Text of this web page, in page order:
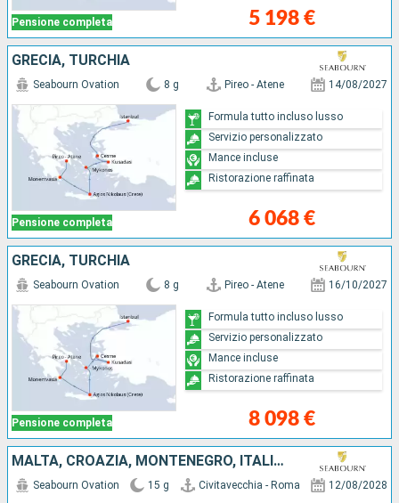
Pensione completa 5 198 €
GRECIA, TURCHIA
Pensione completa
Seabourn Ovation 8 g Pireo - Atene 14/08/2027
6 068 €
Formula tutto incluso lusso
Servizio personalizzato
Mance incluse
Ristorazione raffinata
GRECIA, TURCHIA
Pensione completa
Seabourn Ovation 8 g Pireo - Atene 16/10/2027
8 098 €
Formula tutto incluso lusso
Servizio personalizzato
Mance incluse
Ristorazione raffinata
MALTA, CROAZIA, MONTENEGRO, ITALIA, GRECIA
Seabourn Ovation 15 g Civitavecchia - Roma 12/08/2028